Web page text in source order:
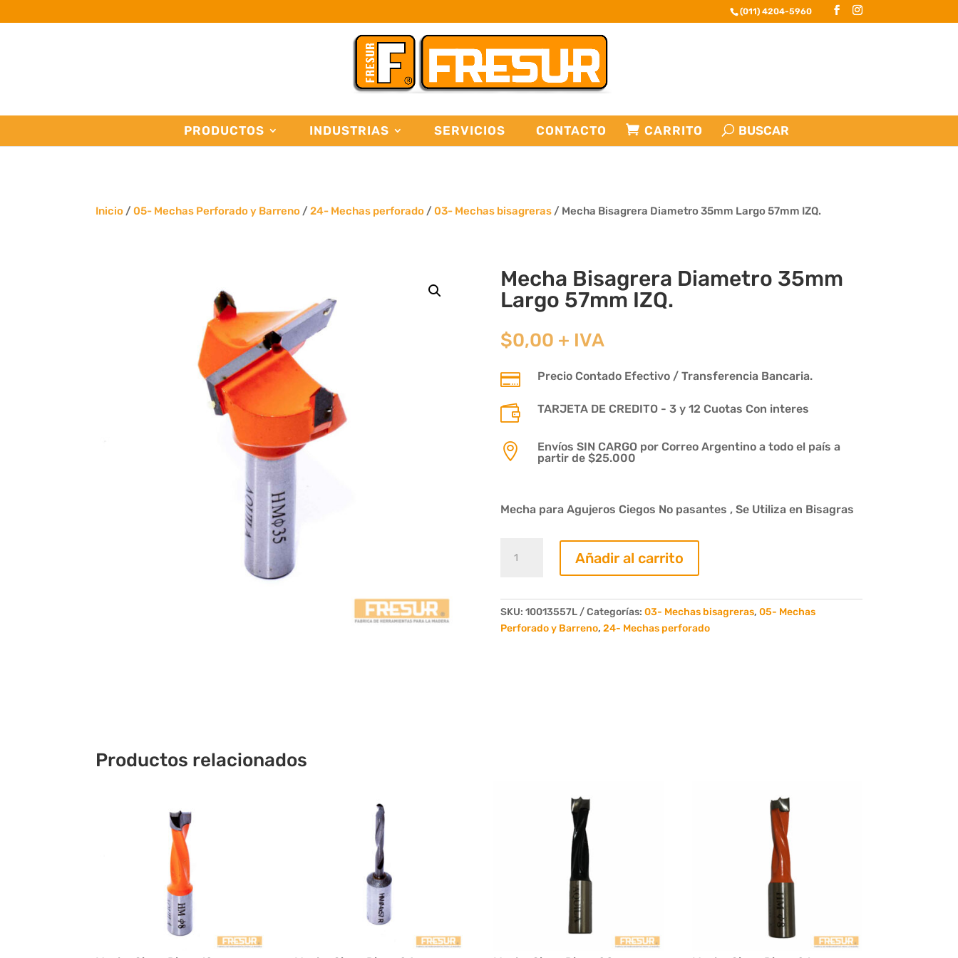
(011) 4204-5960
PRODUCTOS INDUSTRIAS SERVICIOS CONTACTO CARRITO
Inicio /05- Mechas Perforado y Barreno /24- Mechas perforado /03- Mechas bisagreras / Mecha Bisagrera Diametro 35mm Largo 57mm IZQ.
Mecha Bisagrera Diametro 35mm
Largo 57mm IZQ.
$0,00 + IVA
 Precio Contado Efectivo / Transferencia Bancaria.
 TARJETA DE CREDITO - 3 y 12 Cuotas Con interes

Envíos SIN CARGO por Correo Argentino a todo el país a
partir de $25.000
Mecha para Agujeros Ciegos No pasantes , Se Utiliza en Bisagras
Bisagrera
Largo
57mm
Añadir al carrito
SKU: 10013557L Categorías: 03- Mechas bisagreras, 05- Mechas
Perforado y Barreno, 24- Mechas perforado
Productos relacionados